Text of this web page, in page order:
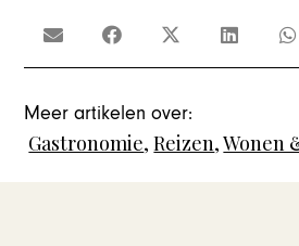
Meer artikelen over:
Gastronomie,Reizen,Wonen